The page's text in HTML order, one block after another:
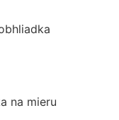
na mieru